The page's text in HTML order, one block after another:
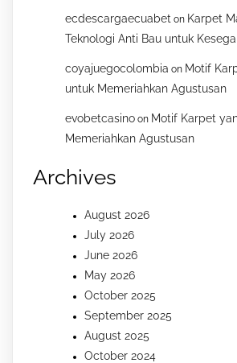
ecdescargaecuabet on Karpet
Teknologi Anti Bau untuk
coyajuegocolombia on Motif
untuk Memeriahkan Agustusan
evobetcasino on Motif Karpet
Memeriahkan Agustusan
Archives
August 2026
July 2026
June 2026
May 2026
October 2025
September 2025
August 2025
October 2024